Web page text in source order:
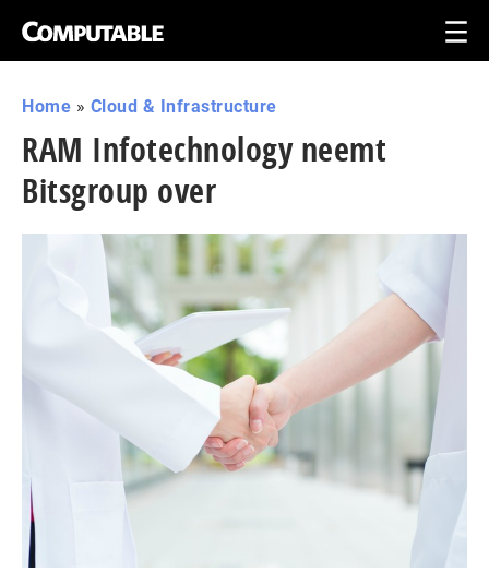
Home » Cloud & Infrastructure
RAM Infotechnology neemt
Bitsgroup over